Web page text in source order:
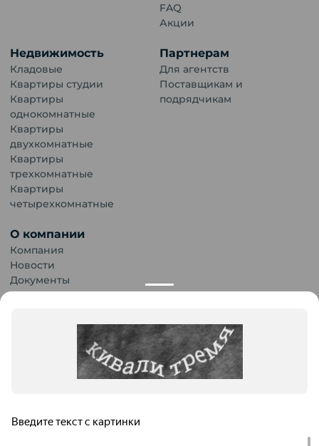
FAQ
Акции
Недвижимость
Кладовые
Квартиры студии
Квартиры
однокомнатные
Квартиры
двухкомнатные
Квартиры
трехкомнатные
Квартиры
четырехкомнатные
Партнерам
Для агентств
Поставщикам и
подрядчикам
О компании
Компания
Новости
Документы
Карьера
Обращаем Ваше внимание на то, что данный сайт носит
исключительно информационный характер и ни при каких
выражает Согласие об использовании файлов